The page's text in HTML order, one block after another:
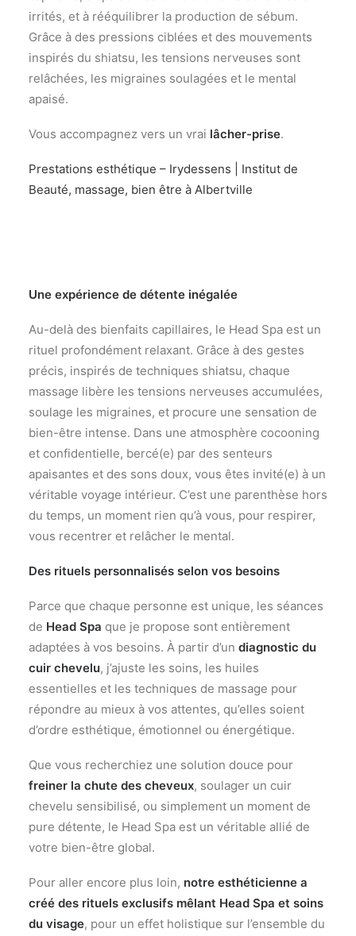
irrités, et à rééquilibrer la production de sébum.
Grâce à des pressions ciblées et des mouvements
inspirés du shiatsu, les tensions nerveuses sont
relâchées, les migraines soulagées et le mental
apaisé.
Vous accompagnez vers un vrai lâcher-prise.
Prestations esthétique – Irydessens | Institut de
Beauté, massage, bien être à Albertville
Une expérience de détente inégalée
Au-delà des bienfaits capillaires, le Head Spa est un
rituel profondément relaxant. Grâce à des gestes
précis, inspirés de techniques shiatsu, chaque
massage libère les tensions nerveuses accumulées,
soulage les migraines, et procure une sensation de
bien-être intense. Dans une atmosphère cocooning
et confidentielle, bercé(e) par des senteurs
apaisantes et des sons doux, vous êtes invité(e) à un
véritable voyage intérieur. C’est une parenthèse hors
du temps, un moment rien qu’à vous, pour respirer,
vous recentrer et relâcher le mental.
Des rituels personnalisés selon vos besoins
Parce que chaque personne est unique, les séances
de Head Spa que je propose sont entièrement
adaptées à vos besoins. À partir d’un diagnostic du
cuir chevelu, j’ajuste les soins, les huiles
essentielles et les techniques de massage pour
répondre au mieux à vos attentes, qu’elles soient
d’ordre esthétique, émotionnel ou énergétique.
Que vous recherchiez une solution douce pour
freiner la chute des cheveux, soulager un cuir
chevelu sensibilisé, ou simplement un moment de
pure détente, le Head Spa est un véritable allié de
votre bien-être global.
Pour aller encore plus loin, notre esthéticienne a
créé des rituels exclusifs mêlant Head Spa et soins
du visage, pour un effet holistique sur l’ensemble du